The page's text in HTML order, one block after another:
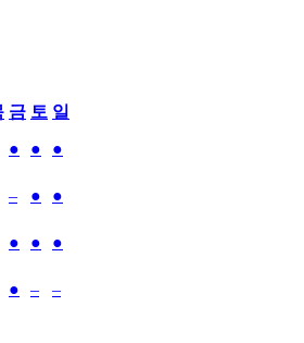
금 토 일
● ●
●
– ●
●
● ●
●
● – –